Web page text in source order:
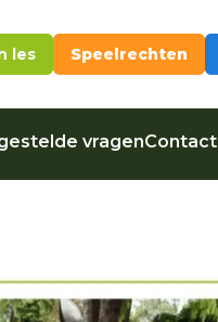
les Speelrechten
vragenContact